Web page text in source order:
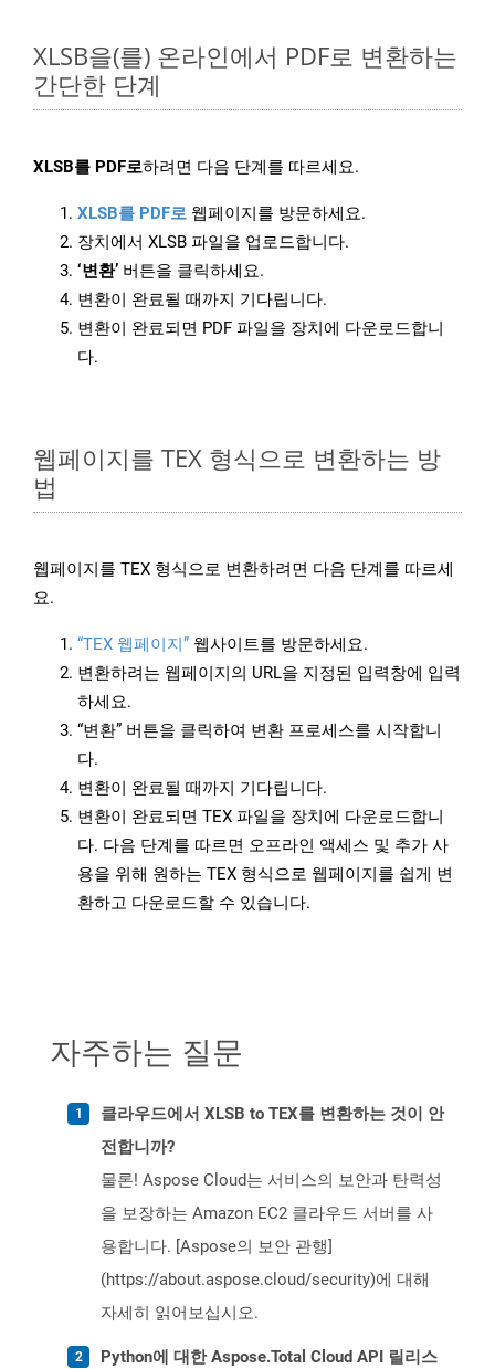
XLSB을(를) 온라인에서 PDF로 변환하는
간단한 단계
XLSB를 PDF로하려면 다음 단계를 따르세요.
XLSB를 PDF로 웹페이지를 방문하세요.
장치에서 XLSB 파일을 업로드합니다.
‘변환’ 버튼을 클릭하세요.
변환이 완료될 때까지 기다립니다.
변환이 완료되면 PDF 파일을 장치에 다운로드합니
다.
웹페이지를 TEX 형식으로 변환하는 방
법
웹페이지를 TEX 형식으로 변환하려면 다음 단계를 따르세
요.
“TEX 웹페이지” 웹사이트를 방문하세요.
변환하려는 웹페이지의 URL을 지정된 입력창에 입력
하세요.
“변환” 버튼을 클릭하여 변환 프로세스를 시작합니
다.
변환이 완료될 때까지 기다립니다.
변환이 완료되면 TEX 파일을 장치에 다운로드합니
다. 다음 단계를 따르면 오프라인 액세스 및 추가 사
용을 위해 원하는 TEX 형식으로 웹페이지를 쉽게 변
환하고 다운로드할 수 있습니다.
자주하는 질문
클라우드에서 XLSB to TEX를 변환하는 것이 안
전합니까?
물론! Aspose Cloud는 서비스의 보안과 탄력성
을 보장하는 Amazon EC2 클라우드 서버를 사
용합니다. [Aspose의 보안 관행]
(https://about.aspose.cloud/security)에 대해
자세히 읽어보십시오.
Python에 대한 Aspose.Total Cloud API 릴리스